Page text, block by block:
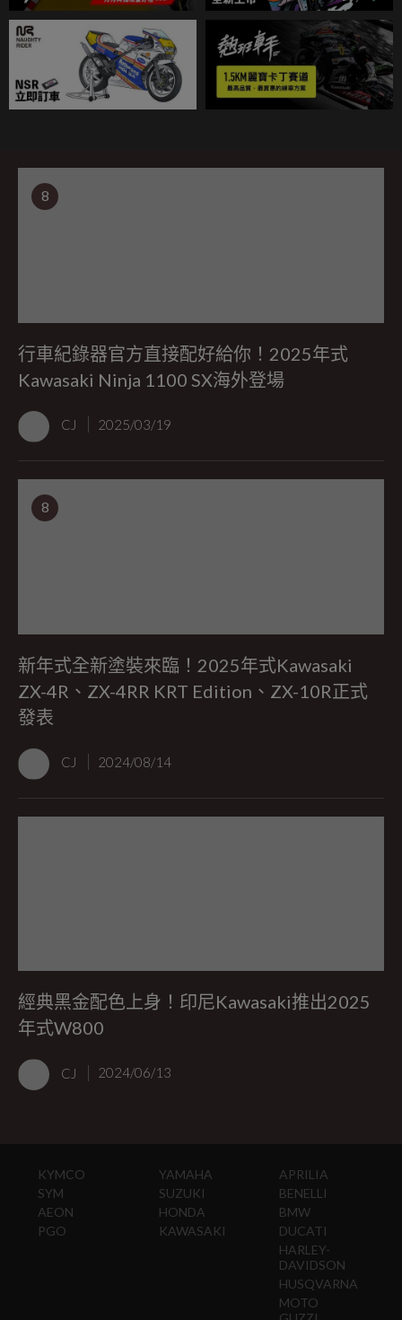
8
行車紀錄器官方直接配好給你！2025年式
Kawasaki Ninja 1100 SX海外登場
CJ 2025/03/19
8
新年式全新塗裝來臨！2025年式Kawasaki
ZX-4R、ZX-4RR KRT Edition、ZX-10R正式
發表
CJ 2024/08/14
經典黑金配色上身！印尼Kawasaki推出2025
年式W800
CJ 2024/06/13
KYMCO
SYM
AEON
PGO
YAMAHA
SUZUKI
HONDA
KAWASAKI
APRILIA
BENELLI
BMW
DUCATI
HARLEY-
DAVIDSON
HUSQVARNA
MOTO